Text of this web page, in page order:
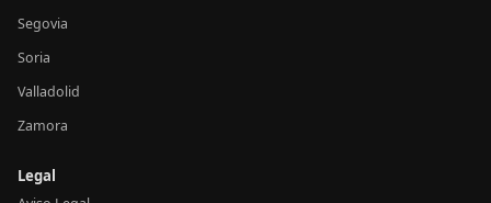
Segovia
Soria
Valladolid
Zamora
Legal